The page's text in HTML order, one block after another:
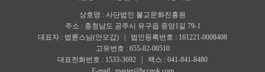
상호명 : 사단법인 불교문화진흥원
주소 : 충청남도 공주시 유구읍 중앙1길 79-1
대표자 : 법륜스님(안오갑) | 법인등록번호 : 161221-0008408
고유번호 : 655-82-00510
대표전화번호 : 1533-3692 | 팩스 : 041-841-8480